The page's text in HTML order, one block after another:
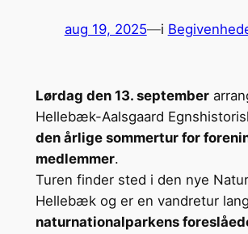
aug 19, 2025—i
Lørdag den 13. september
Hellebæk-Aalsgaard
den årlige sommertur for
medlemmer.
Turen finder sted i den nye
Hellebæk og er en vandretur
naturnationalparkens